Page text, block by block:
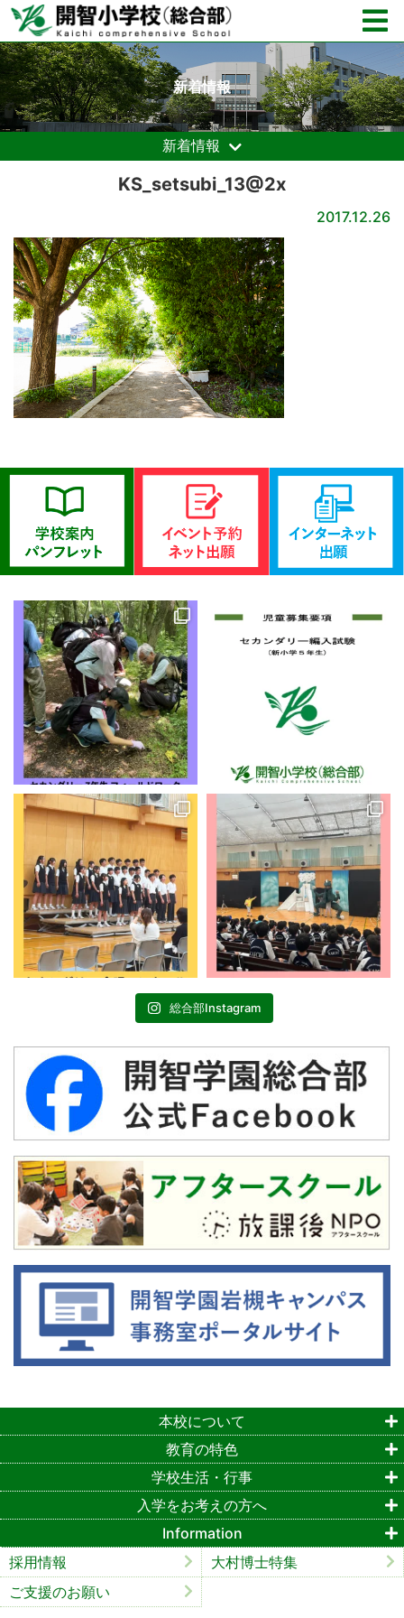
新着情報
新着情報
KS_setsubi_13@2x
2017.12.26
総合部Instagram
本校について
教育の特色
学校生活・行事
入学をお考えの方へ
Information
採用情報
大村博士特集
ご支援のお願い